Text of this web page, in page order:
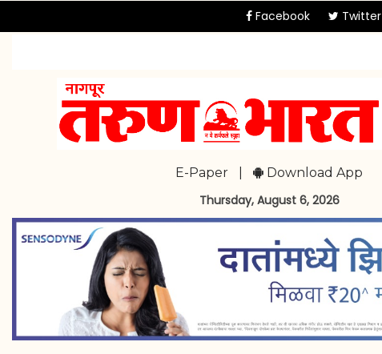
Facebook Twitter
E-Paper Download App
Thursday, August 6, 2026